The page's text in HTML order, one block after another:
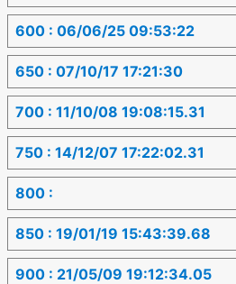
600 : 06/06/25 09:53:22
650 : 07/10/17 17:21:30
700 : 11/10/08 19:08:15.31
750 : 14/12/07 17:22:02.31
800 :
850 : 19/01/19 15:43:39.68
900 : 21/05/09 19:12:34.05